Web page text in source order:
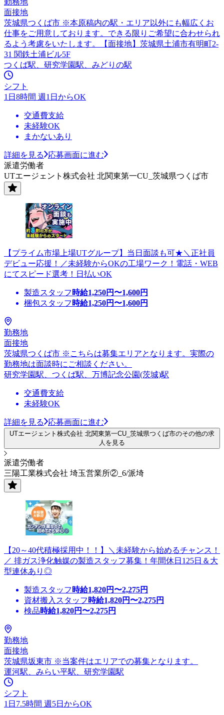
面接地
茨城県つくば市 ※本原稿内の駅・エリア以外にも幅広くお
仕事をご用意しております。できる限りご希望に合わせられ
るよう考慮をいたします。【面接地】茨城県土浦市有明町2-
31 関鉄土浦ビル5F
つくば駅、研究学園駅、みどりの駅
シフト
1日8時間 週1日からOK
交通費支給
未経験OK
まかないあり
詳細を見る
応募画面に進む
派遣労働者
UTエージェント株式会社 北関東第一CU_茨城県つくば市
【プライム市場上場UTグループ】当日面談も可★＼正社員
デビュー応援！／未経験からOKの工場ワーク！電話・WEB
にてスピード選考！日払いOK
製造スタッフ 時給1,250円〜1,600円
梱包スタッフ 時給1,250円〜1,600円
勤務地
面接地
茨城県つくば市 ※こちらは募集エリアとなります。実際の
勤務地は面談時にご相談ください。
研究学園駅、つくば駅、万博記念公園(茨城)駅
交通費支給
未経験OK
詳細を見る 応募画面に進む
UTエージェント株式会社 北関東第一CU_茨城県つくば市のその他の求
人を見る
派遣労働者
三陽工業株式会社 埼玉営業所②_6/派埼
【20～40代積極採用中！！】＼未経験から始めるチャンス！
／ 排ガス浄化触媒の製造スタッフ募集！年間休日125日＆大
型連休あり◎
製造スタッフ 時給1,820円〜2,275円
資材搬入スタッフ 時給1,820円〜2,275円
検品時給1,820円〜2,275円
勤務地
面接地
茨城県坂東市 ※当案件はエリアでの募集となります。
運河駅、みらい平駅、研究学園駅
シフト
1日7.5時間 週5日からOK